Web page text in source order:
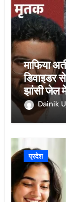
माफिया
डिवाइडर
झांसी जेल
Dainik
प्रदेश